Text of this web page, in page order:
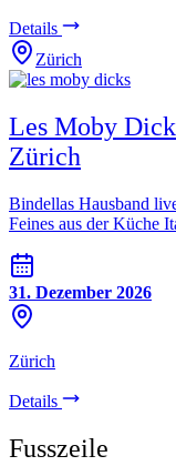
Details
Zürich
Les Moby
Zürich
Bindellas Hausband
Feines aus der Küche
31. Dezember 2026
Zürich
Details
Fusszeile